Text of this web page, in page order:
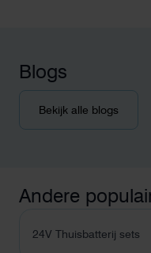
Blogs
Bekijk alle blogs
Andere
24V Thuisbatterij sets